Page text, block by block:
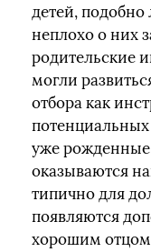
детей,
неплохо о них
родительские
могли
отбора как
потенциальных
уже
оказываются
типично для
появляются
хорошим